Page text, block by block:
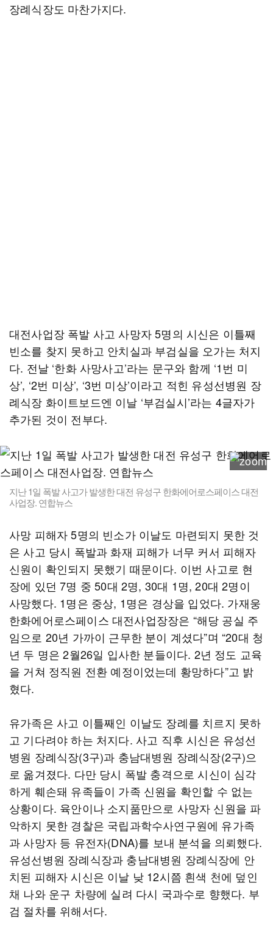
장례식장도 마찬가지다.
대전사업장 폭발 사고 사망자 5명의 시신은 이틀째
빈소를 찾지 못하고 안치실과 부검실을 오가는 처지
다. 전날 ‘한화 사망사고’라는 문구와 함께 ‘1번 미
상’, ‘2번 미상’, ‘3번 미상’이라고 적힌 유성선병원 장
례식장 화이트보드엔 이날 ‘부검실시’라는 4글자가
추가된 것이 전부다.
지난 1일 폭발 사고가 발생한 대전 유성구 한화에어로스페이스 대전
사업장. 연합뉴스
사망 피해자 5명의 빈소가 이날도 마련되지 못한 것
은 사고 당시 폭발과 화재 피해가 너무 커서 피해자
신원이 확인되지 못했기 때문이다. 이번 사고로 현
장에 있던 7명 중 50대 2명, 30대 1명, 20대 2명이
사망했다. 1명은 중상, 1명은 경상을 입었다. 가재웅
한화에어로스페이스 대전사업장장은 “해당 공실 주
임으로 20년 가까이 근무한 분이 계셨다”며 “20대 청
년 두 명은 2월26일 입사한 분들이다. 2년 정도 교육
을 거쳐 정직원 전환 예정이었는데 황망하다”고 밝
혔다.
유가족은 사고 이틀째인 이날도 장례를 치르지 못하
고 기다려야 하는 처지다. 사고 직후 시신은 유성선
병원 장례식장(3구)과 충남대병원 장례식장(2구)으
로 옮겨졌다. 다만 당시 폭발 충격으로 시신이 심각
하게 훼손돼 유족들이 가족 신원을 확인할 수 없는
상황이다. 육안이나 소지품만으로 사망자 신원을 파
악하지 못한 경찰은 국립과학수사연구원에 유가족
과 사망자 등 유전자(DNA)를 보내 분석을 의뢰했다.
유성선병원 장례식장과 충남대병원 장례식장에 안
치된 피해자 시신은 이날 낮 12시쯤 흰색 천에 덮인
채 나와 운구 차량에 실려 다시 국과수로 향했다. 부
검 절차를 위해서다.